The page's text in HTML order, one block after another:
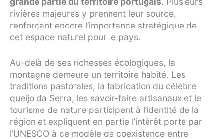
rivières majeures y prennent leur source,
renforçant encore l’importance stratégique de
cet espace naturel pour le pays.
Au-delà de ses richesses écologiques, la
montagne demeure un territoire habité. Les
traditions pastorales, la fabrication du célèbre
queijo da Serra, les savoir-faire artisanaux et le
tourisme de nature participent à l’identité de la
région et expliquent en partie l’intérêt porté par
l’UNESCO à ce modèle de coexistence entre